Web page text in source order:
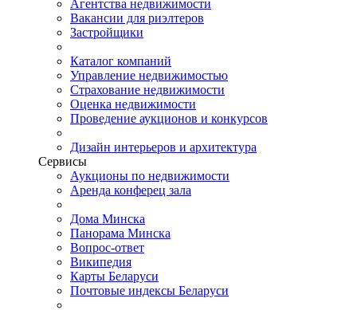
Агентства недвижимости
Вакансии для риэлтеров
Застройщики
Каталог компаний
Управление недвижимостью
Страхование недвижимости
Оценка недвижимости
Проведение аукционов и конкурсов
Дизайн интерьеров и архитектура
Сервисы
Аукционы по недвижимости
Аренда конферец зала
Дома Минска
Панорама Минска
Вопрос-ответ
Википедия
Карты Беларуси
Почтовые индексы Беларуси